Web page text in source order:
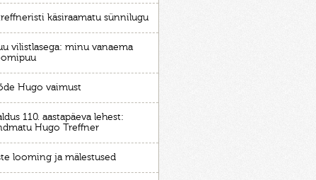
käsiraamatu sünnilugu
vilistlasega: minu vanaema
Hugo vaimust
110. aastapäeva lehest:
Hugo Treffner
looming ja mälestused